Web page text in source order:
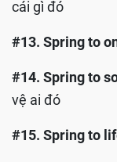
cái gì đó
#13. Spring to
#14. Spring to
vệ ai đó
#15. Spring to